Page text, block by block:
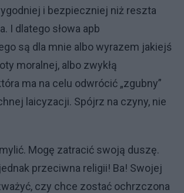
i bezpieczniej niż reszta
I dlatego słowa apb
są dla mnie albo wyrazem jakiejś
moralnej, albo zwykłą
ma na celu odwrócić „zgubny”
laicyzacji. Spójrz na czyny, nie
Mogę zatracić swoją duszę.
przeciwna religii! Ba! Swojej
czy chce zostać ochrzczona